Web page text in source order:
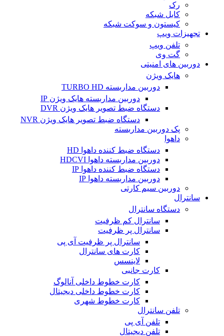
رک
کابل شبکه
کیستون و سوکت شبکه
تجهیزات ویپ
تلفن ویپ
گت وی
دوربین های امنیتی
هایک ویژن
دوربین مداربسته TURBO HD
دوربین مداربسته هایک ویژن IP
دستگاه ضبط تصویر هایک ویژن DVR
دستگاه ضبط تصویر هایک ویژن NVR
پک دوربین مداربسته
داهوا
دستگاه ضبط کننده داهوا HD
دوربین مداربسته داهوا HDCVI
دستگاه ضبط کننده داهوا IP
دوربین مداربسته داهوا IP
دوربین سیم کارتی
سانترال
دستگاه سانترال
سانترال کم ظرفیت
سانترال پر ظرفیت
سانترال پر ظرفیت آی پی
کارت های سانترال
لاینسس
کارت جانبی
کارت خطوط داخلی آنالوگ
کارت خطوط داخلی دیجیتال
کارت خطوط شهری
تلفن سانترال
تلفن آی پی
تلفن دیجیتال